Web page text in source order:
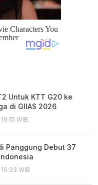
Untuk KTT G20 ke
di GIIAS 2026
WIB
Panggung Debut 37
WIB